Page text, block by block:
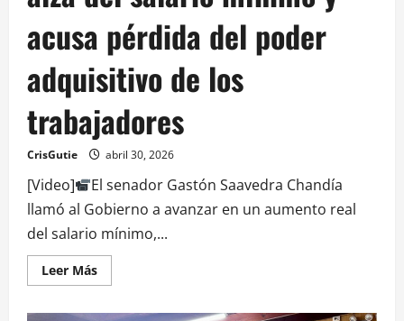
acusa pérdida del poder
adquisitivo de los
trabajadores
CrisGutie abril 30, 2026
[Video]
El senador Gastón Saavedra Chandía
llamó al Gobierno a avanzar en un aumento real
del salario mínimo,...
Leer Más